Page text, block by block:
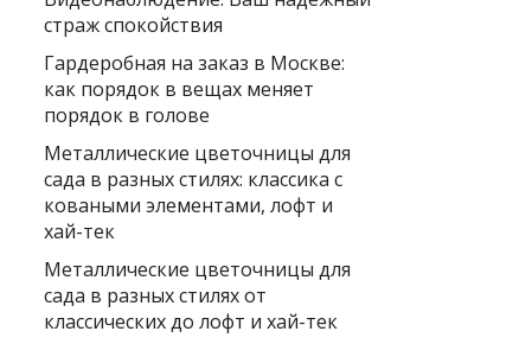
страж спокойствия
Гардеробная на заказ в Москве:
как порядок в вещах меняет
порядок в голове
Металлические цветочницы для
сада в разных стилях: классика с
коваными элементами, лофт и
хай-тек
Металлические цветочницы для
сада в разных стилях от
классических до лофт и хай-тек